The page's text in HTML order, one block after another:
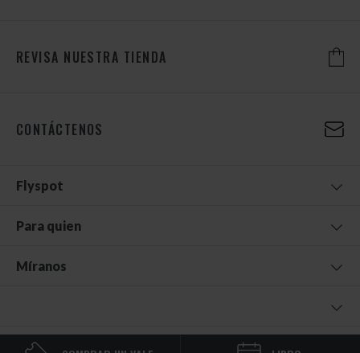
REVISA NUESTRA TIENDA
CONTÁCTENOS
Flyspot
Para quien
Míranos